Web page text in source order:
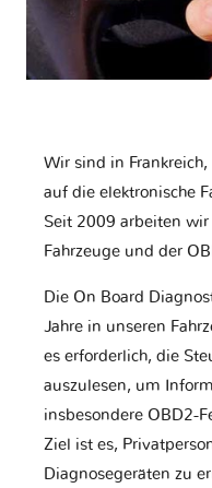
Wir sind in
auf die elektronische
Seit 2009 arbeiten
Fahrzeuge und der
Die On Board
Jahre in unseren
es erforderlich, die
auszulesen, um
insbesondere OBD2-
Ziel ist es,
Diagnosegeräten zu